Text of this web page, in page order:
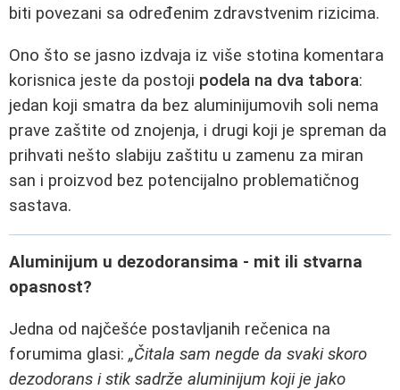
biti povezani sa određenim zdravstvenim rizicima.
Ono što se jasno izdvaja iz više stotina komentara
korisnica jeste da postoji podela na dva tabora:
jedan koji smatra da bez aluminijumovih soli nema
prave zaštite od znojenja, i drugi koji je spreman da
prihvati nešto slabiju zaštitu u zamenu za miran
san i proizvod bez potencijalno problematičnog
sastava.
Aluminijum u dezodoransima - mit ili stvarna
opasnost?
Jedna od najčešće postavljanih rečenica na
forumima glasi: „Čitala sam negde da svaki skoro
dezodorans i stik sadrže aluminijum koji je jako